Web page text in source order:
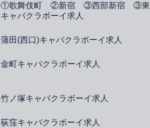
①歌舞伎町 ②新宿 ③西部新宿 ③東
キャバクラボーイ求人
蒲田(西口)キャバクラボーイ求人
金町キャバクラボーイ求人
竹ノ塚キャバクラボーイ求人
荻窪キャバクラボーイ求人